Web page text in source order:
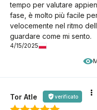
tempo per valutare
fase, è molto più facile
velocemente nel ritmo
guardare come mi sento.
4/15/2025
Tor Atle verificato